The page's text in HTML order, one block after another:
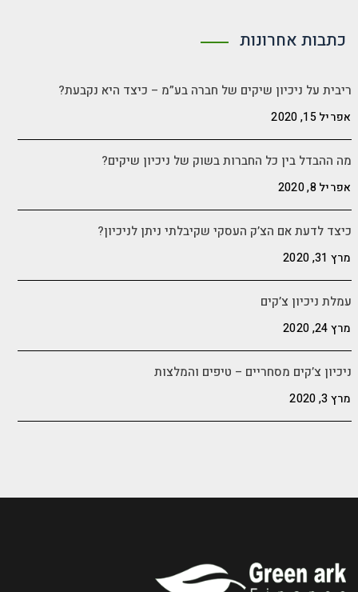
כתבות אחרונות
ריבית על ניכיון שיקים של חברה בע”מ – כיצד היא נקבעת?
אפריל 15, 2020
מה ההבדל בין כל החברות בשוק של ניכיון שיקים?
אפריל 8, 2020
כיצד לדעת אם הצ’ק העסקי שקיבלתי ניתן לניכיון?
מרץ 31, 2020
עמלת ניכיון צ’קים
מרץ 24, 2020
ניכיון צ’קים מסחריים – טיפים והמלצות
מרץ 3, 2020